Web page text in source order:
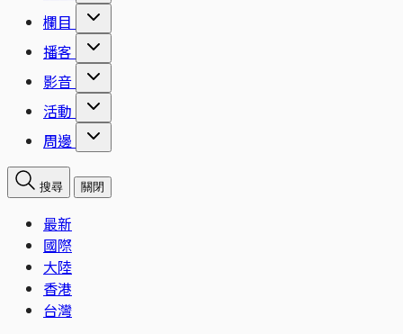
欄目
播客
影音
活動
周邊
搜尋 關閉
最新
國際
大陸
香港
台灣